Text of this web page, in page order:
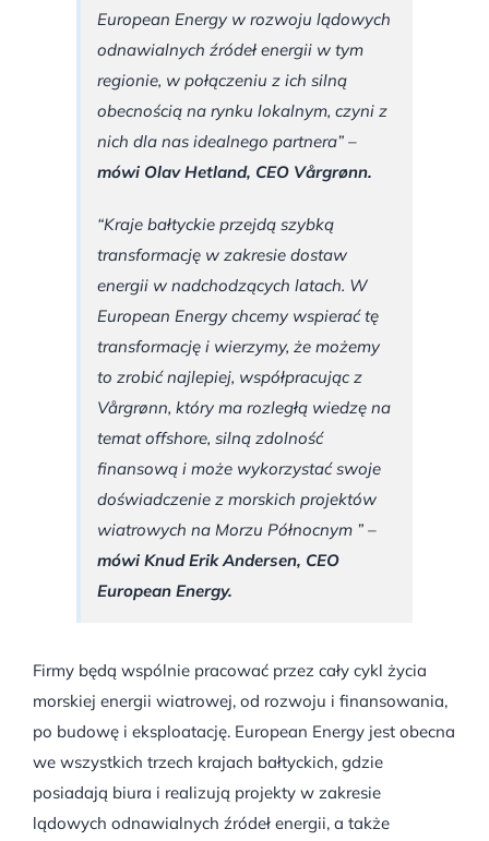
European Energy w rozwoju lądowych
odnawialnych źródeł energii w tym
regionie, w połączeniu z ich silną
obecnością na rynku lokalnym, czyni z
nich dla nas idealnego partnera” –
mówi Olav Hetland, CEO Vårgrønn.
“Kraje bałtyckie przejdą szybką
transformację w zakresie dostaw
energii w nadchodzących latach. W
European Energy chcemy wspierać tę
transformację i wierzymy, że możemy
to zrobić najlepiej, współpracując z
Vårgrønn, który ma rozległą wiedzę na
temat offshore, silną zdolność
finansową i może wykorzystać swoje
doświadczenie z morskich projektów
wiatrowych na Morzu Północnym ” –
mówi Knud Erik Andersen, CEO
European Energy.
Firmy będą wspólnie pracować przez cały cykl życia
morskiej energii wiatrowej, od rozwoju i finansowania,
po budowę i eksploatację. European Energy jest obecna
we wszystkich trzech krajach bałtyckich, gdzie
posiadają biura i realizują projekty w zakresie
lądowych odnawialnych źródeł energii, a także